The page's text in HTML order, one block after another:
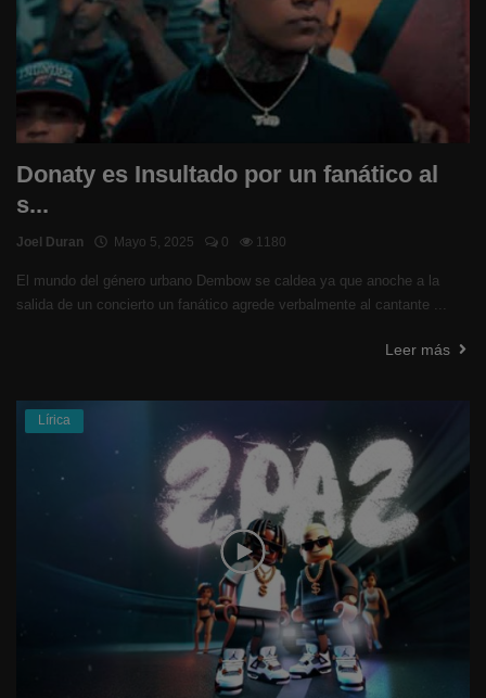
Donaty es Insultado por un fanático al
s...
Joel Duran Mayo 5, 2025 0 1180
El mundo del género urbano Dembow se caldea ya que anoche a la
salida de un concierto un fanático agrede verbalmente al cantante ...
Leer más
Lírica